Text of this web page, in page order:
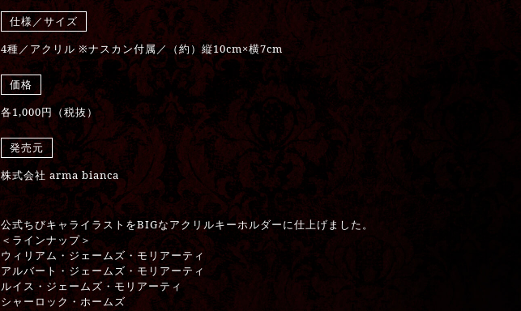
仕様／サイズ
4種／アクリル ※ナスカン付属／（約）縦10cm×横7cm
価格
各1,000円（税抜）
発売元
株式会社 arma bianca
公式ちびキャライラストをBIGなアクリルキーホルダーに仕上げました。
＜ラインナップ＞
ウィリアム・ジェームズ・モリアーティ
アルバート・ジェームズ・モリアーティ
ルイス・ジェームズ・モリアーティ
シャーロック・ホームズ